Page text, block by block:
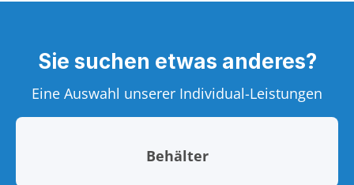
Sie suchen etwas anderes?
Eine Auswahl unserer Individual-Leistungen
Behälter